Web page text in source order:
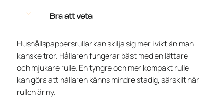
Bra att veta
Hushållspappersrullar kan skilja sig mer i vikt än man
kanske tror. Hållaren fungerar bäst med en lättare
och mjukare rulle. En tyngre och mer kompakt rulle
kan göra att hållaren känns mindre stadig, särskilt när
rullen är ny.